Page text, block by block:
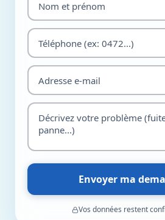
Envoyer ma
Vos données restent